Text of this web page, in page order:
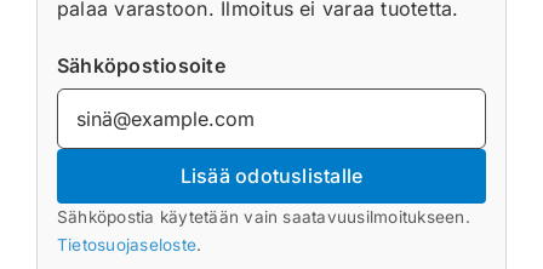
palaa varastoon. Ilmoitus ei varaa tuotetta.
Sähköpostiosoite
Lisää odotuslistalle
Sähköpostia käytetään vain saatavuusilmoitukseen.
Tietosuojaseloste.